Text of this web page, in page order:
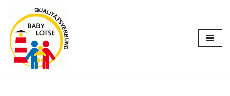
Zum
Inhalt
springen